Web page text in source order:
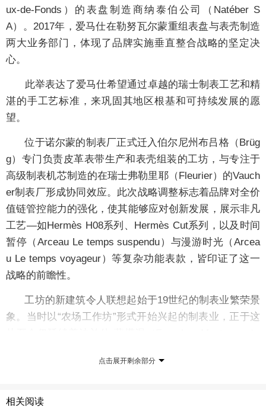
ux-de-Fonds）的表盘制造商纳泰伯公司（Natéber S
A）。2017年，爱马仕在勒努瓦尔蒙重组表盘与表壳制造
两大业务部门，体现了品牌实施垂直整合战略的坚定决
心。
此举表达了爱马仕希望通过卓越的瑞士制表工艺和精
湛的手工艺标准，来巩固其地区根基和可持续发展的愿
望。
位于诺尔蒙的制表厂正式迁入伯尔尼州布吕格（Brüg
g）专门负责皮革表带生产和表壳组装的工坊，与专注于
高级制表机芯制造的在瑞士弗勒里耶（Fleurier）的Vauch
er制表厂形成协同效应。此次战略调整标志着品牌对全价
值链管控能力的强化，使其能够应对创新发展，展示非凡
工艺—如Hermès H08系列、Hermès Cut系列，以及时间
暂停（Arceau Le temps suspendu）与漫游时光（Arcea
u Le temps voyageur）等复杂功能表款，皆印证了这一
战略的前瞻性。
工坊的新建筑令人联想起始于19世纪的制表业繁荣景
象。当时以“农场工作坊”形式开始兴起的制表业，正于这
务所（Atelier Pulver Architectes）操刀设计，在传承历
与爱马仕的基础核心业务巧妙呼应。建筑本身也体现了爱
点击展开剩余部分
相关阅读